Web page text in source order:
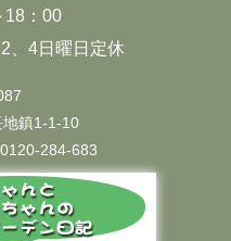
18：00
、4日曜日定休
鎮1-1-10
284-683